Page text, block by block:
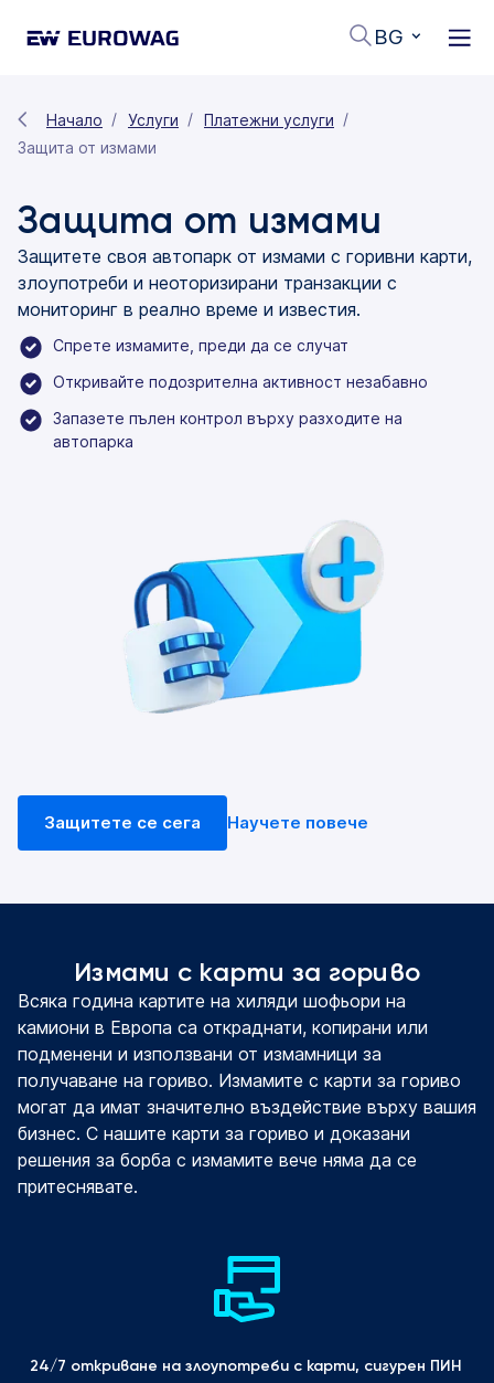
BG
Начало Услуги
Платежни услуги
Защита от измами
Защита от измами
Защитете своя автопарк от измами с горивни карти,
злоупотреби и неоторизирани транзакции с
мониторинг в реално време и известия.
Спрете измамите, преди да се случат
Откривайте подозрителна активност незабавно
Запазете пълен контрол върху разходите на
автопарка
Защитете се сега Научете повече
Измами с карти за гориво
Всяка година картите на хиляди шофьори на
камиони в Европа са откраднати, копирани или
подменени и използвани от измамници за
получаване на гориво. Измамите с карти за гориво
могат да имат значително въздействие върху вашия
бизнес. С нашите карти за гориво и доказани
решения за борба с измамите вече няма да се
притеснявате.
24/7 откриване на злоупотреби с карти, сигурен ПИН